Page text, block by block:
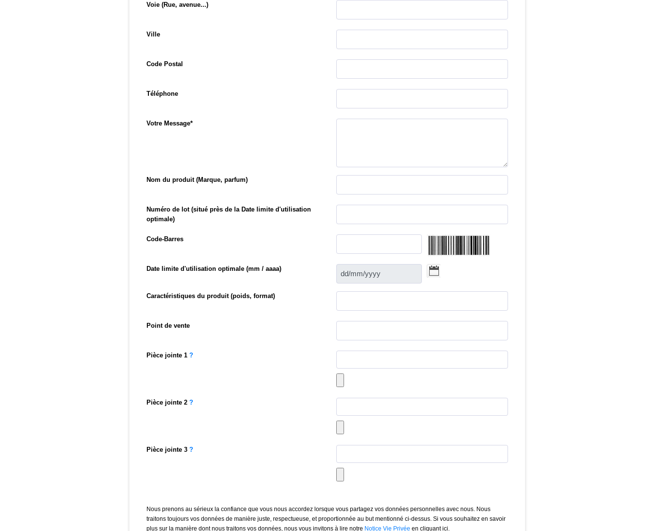
Voie (Rue, avenue...)
Ville
Code Postal
Téléphone
Votre Message*
Nom du produit (Marque, parfum)
Numéro de lot (situé près de la Date limite d'utilisation
optimale)
Code-Barres
Date limite d'utilisation optimale (mm / aaaa)
Caractéristiques du produit (poids, format)
Point de vente
Pièce jointe 1 ?
Pièce jointe 2 ?
Pièce jointe 3 ?
Nous prenons au sérieux la confiance que vous nous accordez lorsque vous partagez vos données personnelles avec nous. Nous
traitons toujours vos données de manière juste, respectueuse, et proportionnée au but mentionné ci-dessus. Si vous souhaitez en savoir
plus sur la manière dont nous traitons vos données, nous vous invitons à lire notre Notice Vie Privée en cliquant ici.